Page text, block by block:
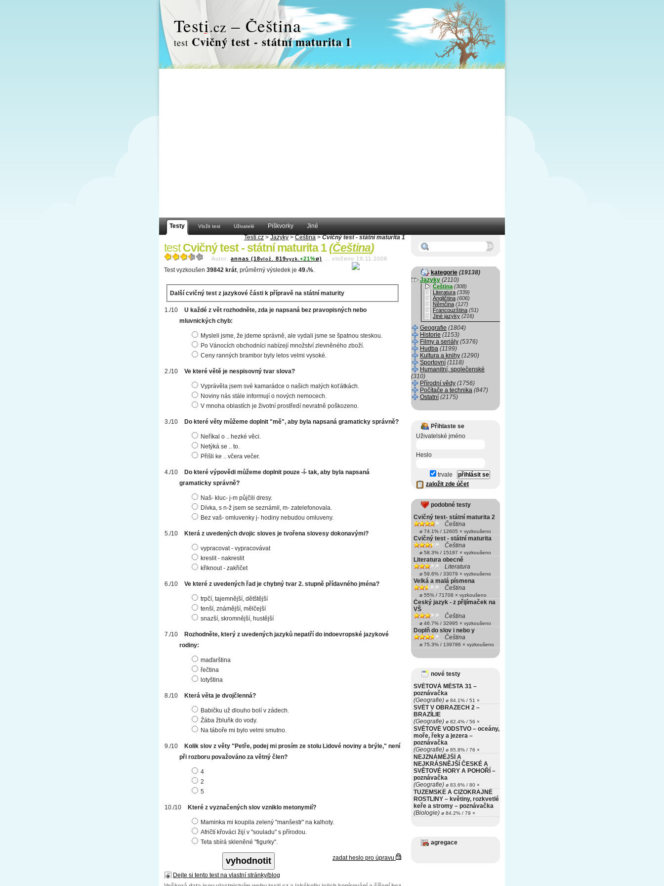
Testi.cz – Čeština
test Cvičný test - státní maturita 1
Testy Vložit test Uživatelé Piškvorky
Jiné
Testi.cz > Jazyky > Čeština > Cvičný test - státní maturita 1
testCvičný test - státní maturita 1(Čeština)
Autor: annas (18vlož. 819vyzk. +21%ø) vloženo 19.11.2008
Test vyzkoušen 39842 krát, průměrný výsledek je 49 .5%.
Další cvičný test z jazykové části k přípravě na státní maturity
U každé z vět rozhodněte, zda je napsaná bez pravopisných nebo
mluvnických chyb:
Mysleli jsme, že jdeme správně, ale vydali jsme se špatnou steskou.
Po Vánocích obchodníci nabízejí množství zlevněného zboží.
Ceny ranných brambor byly letos velmi vysoké.
Ve které větě je nespisovný tvar slova?
Vyprávěla jsem své kamarádce o našich malých koťátkách.
Noviny nás stále informují o nových nemocech.
V mnoha oblastích je životní prostředí nevratně poškozeno.
Do které věty můžeme doplnit "mě", aby byla napsaná gramaticky správně?
Neříkal o .. hezké věci.
Netýká se .. to.
Přišli ke .. včera večer.
Do které výpovědi můžeme doplnit pouze -í- tak, aby byla napsaná
gramaticky správně?
Naš- kluc- j-m půjčili dresy.
Dívka, s n-ž jsem se seznámil, m- zatelefonovala.
Bez vaš- omluvenky j- hodiny nebudou omluveny.
Která z uvedených dvojic sloves je tvořena slovesy dokonavými?
vypracovat - vypracovávat
kreslit - nakreslit
křiknout - zakřičet
Ve které z uvedených řad je chybný tvar 2. stupně přídavného jména?
trpčí, tajemnější, dětštější
tenší, známější, mělčejší
snazší, skromnější, hustější
Rozhodněte, který z uvedených jazyků nepatří do indoevropské jazykové
rodiny:
maďarština
řečtina
lotyština
Která věta je dvojčlenná?
Babičku už dlouho bolí v zádech.
Źába žbluňk do vody.
Na táboře mi bylo velmi smutno.
Kolik slov z věty "Petře, podej mi prosím ze stolu Lidové noviny a brýle," není
při rozboru považováno za větný člen?
4
2
5
Které z vyznačených slov vzniklo metonymií?
Maminka mi koupila zelený "manšestr" na kalhoty.
Afričtí křováci žijí v "souladu" s přírodou.
Teta sbírá skleněné "figurky".
zadat heslo pro úpravu
Dejte si tento test na vlastní stránky/blog
kategorie (19138)
Jazyky (2110)
Čeština (308)
Literatura (339)
Angličtina (606)
Němčina (127)
Francouzština (51)
Jiné jazyky (216)
Geografie (1804)
Historie (1153)
Filmy a seriály (5376)
Hudba (1199)
Kultura a knihy (1290)
Sportovní (1118)
Humanitní, společenské
(310)
Přírodní vědy (1756)
Počítače a technika (847)
Ostatní (2175)
Přihlaste se
Uživatelské jméno
Heslo
trvale
založit zde účet
podobné testy
Cvičný test- státní maturita 2
Čeština
ø 74.1% / 12605 × vyzkoušeno
Cvičný test - státní maturita
Čeština
ø 58.3% / 15197 × vyzkoušeno
Literatura obecně
Literatura
ø 59.6% / 33079 × vyzkoušeno
Velká a malá písmena
Čeština
ø 55% / 71708 × vyzkoušeno
Český jazyk - z přijímaček na
VŠ
Čeština
ø 46.7% / 32995 × vyzkoušeno
Doplň do slov i nebo y
Čeština
ø 75.3% / 139786 × vyzkoušeno
nové testy
SVĚTOVÁ MĚSTA 31 –
poznávačka
(Geografie) ø 84.1% / 51 ×
SVĚT V OBRAZECH 2 –
BRAZÍLIE
(Geografie) ø 82.4% / 56 ×
SVĚTOVÉ VODSTVO – oceány,
moře, řeky a jezera –
poznávačka
(Geografie) ø 85.8% / 76 ×
NEJZNÁMĚJŠÍ A
NEJKRÁSNĚJŠÍ ČESKÉ A
SVĚTOVÉ HORY A POHOŘÍ –
poznávačka
(Geografie) ø 83.6% / 80 ×
TUZEMSKÉ A CIZOKRAJNÉ
ROSTLINY – květiny, rozkvetlé
keře a stromy – poznávačka
(Biologie) ø 84.2% / 79 ×
agregace